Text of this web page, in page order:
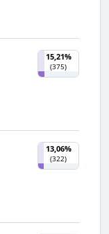
15,21%
(375)
13,06%
(322)